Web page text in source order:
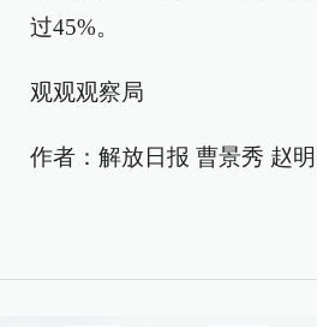
过45%。
观观观察局
作者：解放日报 曹景秀 赵